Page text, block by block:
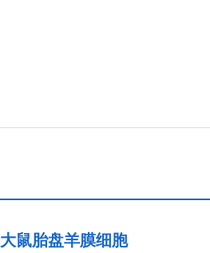
大鼠胎盘羊膜细胞